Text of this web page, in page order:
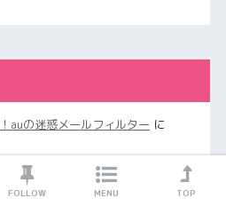
auの迷惑メールフィルター に
auの迷惑メールフィルター
蒼龍
FOLLOW MENU TOP